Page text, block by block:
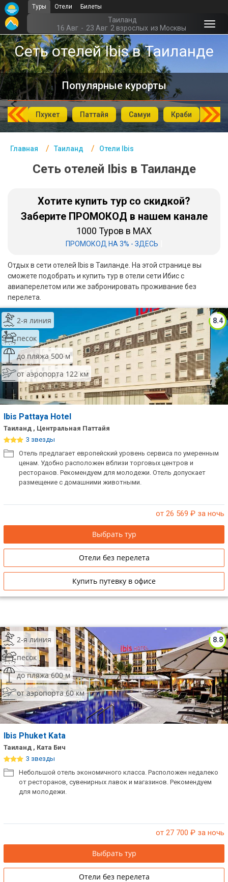
Туры Отели Билеты
Таиланд
16 Авг - 23 Авг 2 взрослых из Москвы
Сеть отелей Ibis в Таиланде
Популярные курорты
Пхукет Паттайя Самуи Краби Као
Главная Таиланд Отели Ibis
Сеть отелей Ibis в Таиланде
Хотите купить тур со скидкой?
Заберите ПРОМОКОД в нашем канале
1000 Туров в MAX
ПРОМОКОД НА 3% - ЗДЕСЬ
Отдых в сети отелей Ibis в Таиланде. На этой странице вы
сможете подобрать и купить тур в отели сети Ибис с
авиаперелетом или же забронировать проживание без
перелета.
8.4
2-я линия
песок
до пляжа 500 м
от аэропорта 122 км
Ibis Pattaya Hotel
Таиланд , Центральная Паттайя
3 звезды
Отель предлагает европейский уровень сервиса по умеренным
ценам. Удобно расположен вблизи торговых центров и
ресторанов. Рекомендуем для молодежи. Отель допускает
размещение с домашними животными.
от 26 569 ₽ за ночь
Выбрать тур
Отели без перелета
Купить путевку в офисе
8.8
2-я линия
песок
до пляжа 600 м
от аэропорта 60 км
Ibis Phuket Kata
Таиланд , Ката Бич
3 звезды
Небольшой отель экономичного класса. Расположен недалеко
от ресторанов, сувенирных лавок и магазинов. Рекомендуем
для молодежи.
от 27 700 ₽ за ночь
Выбрать тур
Отели без перелета
Главная
Таиланд - Курорты
Офис г. Москва
Помощь
Подборки отелей
Турция
Вьетнам
Хайнань
Северный Гоа
Южный Гоа
Занзибар
Абхазия
Большой Сочи
Экскурсионные туры
VIP отели 5 звезд
ТОП 10 лучших отелей 5*
Лучшие отели 4* звезды
Лучшие отели 3* звезды
Сетевые отели Турции
Сетевые отели Египта
Сетевые отели ОАЭ
Сетевые отели Таиланда
Сетевые отели Шри Ланки
Сетевые отели Вьетнама
Сетевые отели Мальдив